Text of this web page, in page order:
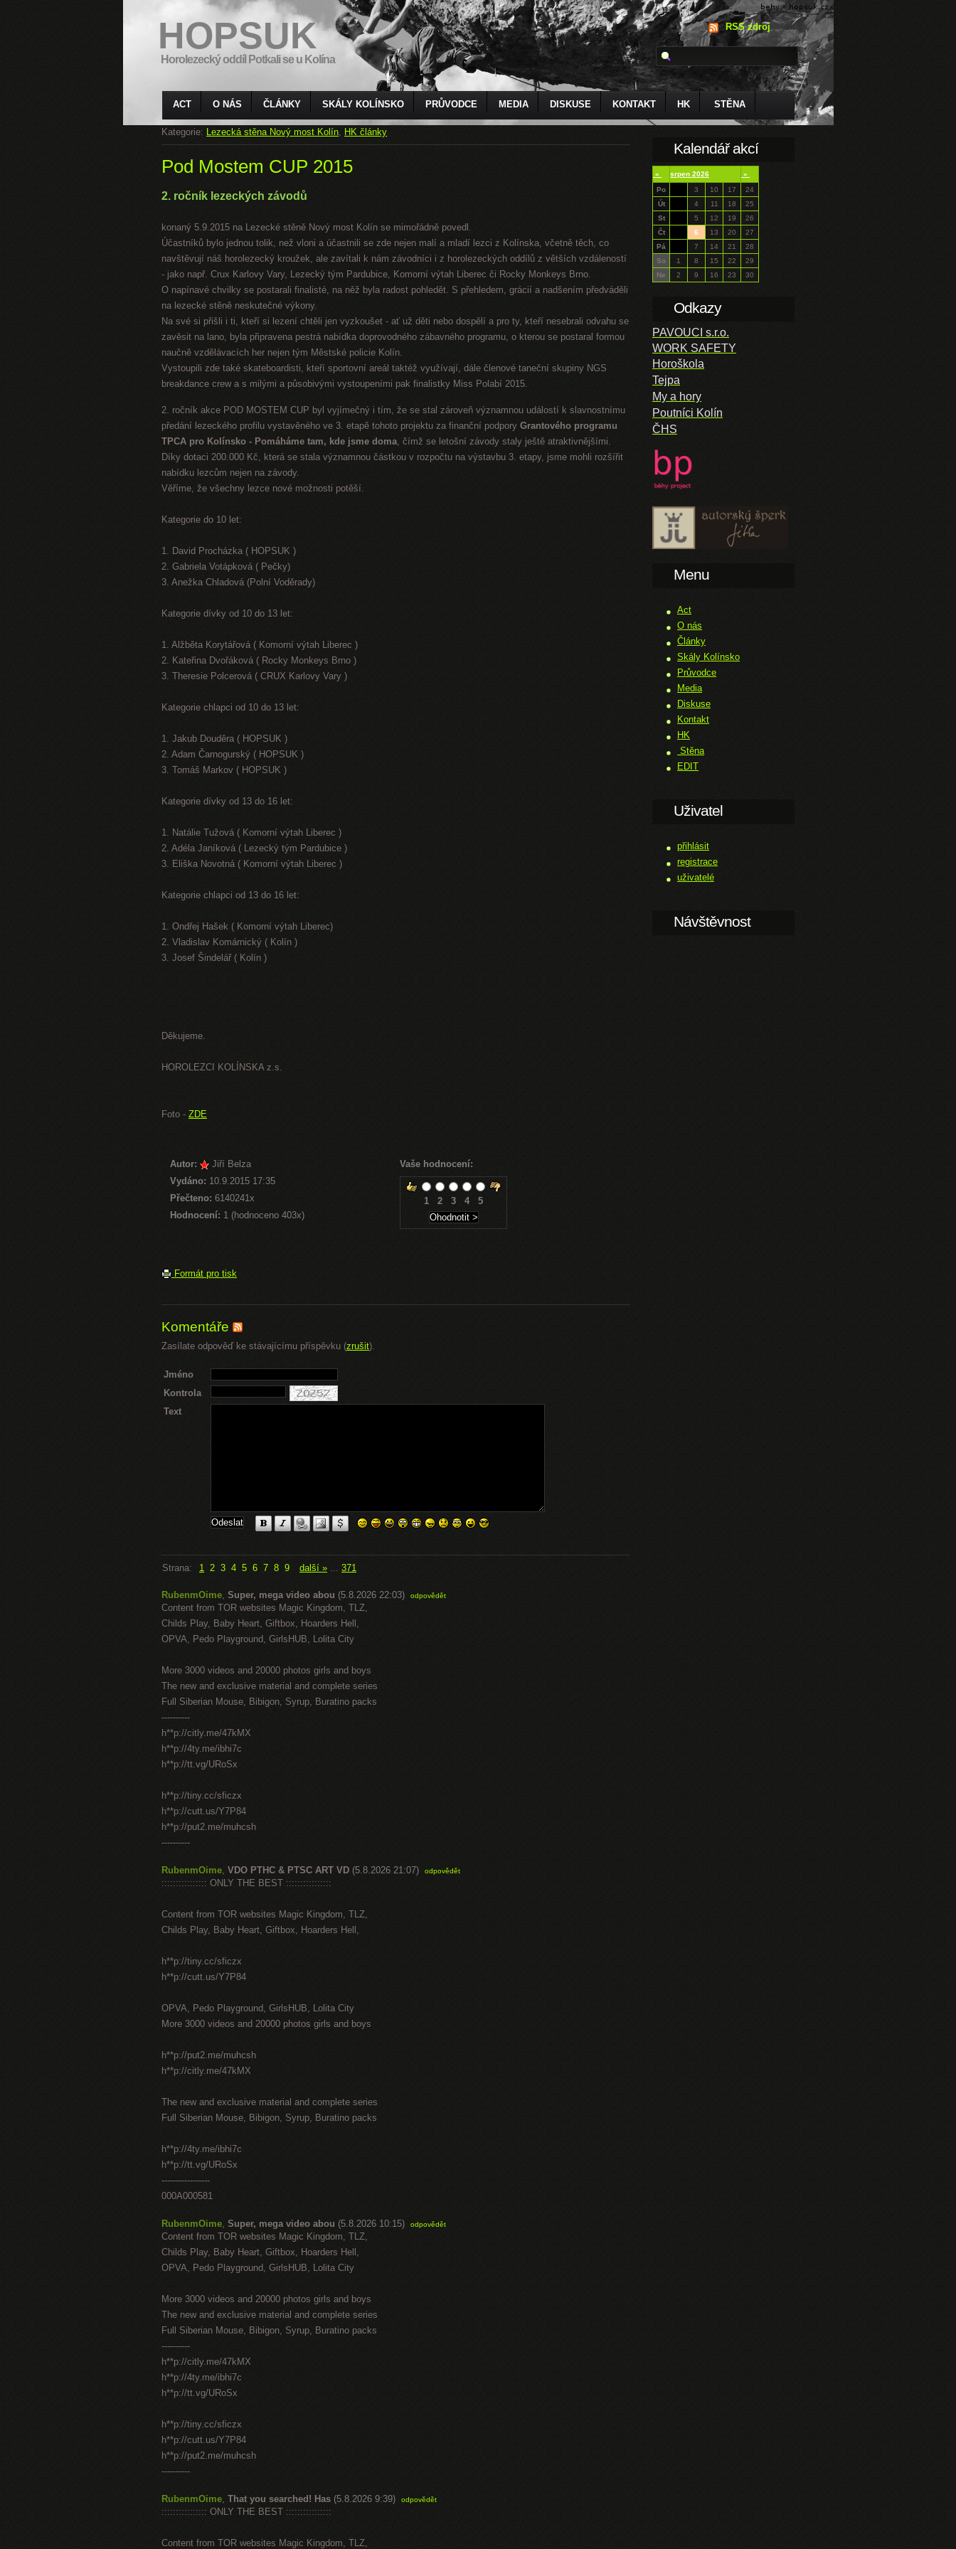
HOPSUK
Horolezecký oddíl Potkali se u Kolína
RSS zdroj
ACT O NÁS ČLÁNKY SKÁLY KOLÍNSKO PRŮVODCE MEDIA DISKUSE KONTAKT HK STĚNA
Kategorie: Lezecká stěna Nový most Kolín, HK články
Pod Mostem CUP 2015
2. ročník lezeckých závodů
konaný 5.9.2015 na Lezecké stěně Nový most Kolín se mimořádně povedl.
Účastníků bylo jednou tolik, než vloni a účastnili se zde nejen malí a mladí lezci z Kolínska, včetně těch, co
navštěvují náš horolezecký kroužek, ale zavítali k nám závodníci i z horolezeckých oddílů z větších vzdáleností
- jako např. Crux Karlovy Vary, Lezecký tým Pardubice, Komorní výtah Liberec či Rocky Monkeys Brno.
O napínavé chvilky se postarali finalisté, na něž byla radost pohledět. S přehledem, grácií a nadšením předváděli
na lezecké stěně neskutečné výkony.
Na své si přišli i ti, kteří si lezení chtěli jen vyzkoušet - ať už děti nebo dospělí a pro ty, kteří nesebrali odvahu se
zavěsit na lano, byla připravena pestrá nabídka doprovodného zábavného programu, o kterou se postaral formou
naučně vzdělávacích her nejen tým Městské policie Kolín.
Vystoupili zde také skateboardisti, kteří sportovní areál taktéž využívají, dále členové taneční skupiny NGS
breakdance crew a s milými a působivými vystoupeními pak finalistky Miss Polabí 2015.
2. ročník akce POD MOSTEM CUP byl vyjímečný i tím, že se stal zároveň významnou událostí k slavnostnímu
předání lezeckého profilu vystavěného ve 3. etapě tohoto projektu za finanční podpory Grantového programu
TPCA pro Kolínsko - Pomáháme tam, kde jsme doma, čímž se letošní závody staly ještě atraktivnějšími.
Díky dotaci 200.000 Kč, která se stala významnou částkou v rozpočtu na výstavbu 3. etapy, jsme mohli rozšířit
nabídku lezcům nejen na závody.
Věříme, že všechny lezce nové možnosti potěší.
Kategorie do 10 let:
1. David Procházka ( HOPSUK )
2. Gabriela Votápková ( Pečky)
3. Anežka Chladová (Polní Voděrady)
Kategorie dívky od 10 do 13 let:
1. Alžběta Korytářová ( Komorní výtah Liberec )
2. Kateřina Dvořáková ( Rocky Monkeys Brno )
3. Theresie Polcerová ( CRUX Karlovy Vary )
Kategorie chlapci od 10 do 13 let:
1. Jakub Douděra ( HOPSUK )
2. Adam Čarnogurský ( HOPSUK )
3. Tomáš Markov ( HOPSUK )
Kategorie dívky od 13 do 16 let:
1. Natálie Tužová ( Komorní výtah Liberec )
2. Adéla Janíková ( Lezecký tým Pardubice )
3. Eliška Novotná ( Komorní výtah Liberec )
Kategorie chlapci od 13 do 16 let:
1. Ondřej Hašek ( Komorní výtah Liberec)
2. Vladislav Komárnický ( Kolín )
3. Josef Šindelář ( Kolín )
Děkujeme.
HOROLEZCI KOLÍNSKA z.s.
Foto - ZDE
Autor:
Jiří Belza
Vydáno: 10.9.2015 17:35
Přečteno: 6140241x
Hodnocení: 1 (hodnoceno 403x)
Vaše hodnocení:
1 2 3 4 5
Formát pro tisk
Komentáře
Zasílate odpověď ke stávajícímu příspěvku (zrušit).
Jméno
Kontrola
Text
Strana: 1 2 3 4 5 6 7 8 9 další » ... 371
RubenmOime, Super, mega video abou (5.8.2026 22:03) odpovědět
Content from TOR websites Magic Kingdom, TLZ,
Childs Play, Baby Heart, Giftbox, Hoarders Hell,
OPVA, Pedo Playground, GirlsHUB, Lolita City
More 3000 videos and 20000 photos girls and boys
The new and exclusive material and complete series
Full Siberian Mouse, Bibigon, Syrup, Buratino packs
----------
h**p://citly.me/47kMX
h**p://4ty.me/ibhi7c
h**p://tt.vg/URoSx
h**p://tiny.cc/sficzx
h**p://cutt.us/Y7P84
h**p://put2.me/muhcsh
----------
RubenmOime, VDO PTHC & PTSC ART VD (5.8.2026 21:07) odpovědět
:::::::::::::::: ONLY THE BEST ::::::::::::::::
Content from TOR websites Magic Kingdom, TLZ,
Childs Play, Baby Heart, Giftbox, Hoarders Hell,
h**p://tiny.cc/sficzx
h**p://cutt.us/Y7P84
OPVA, Pedo Playground, GirlsHUB, Lolita City
More 3000 videos and 20000 photos girls and boys
h**p://put2.me/muhcsh
h**p://citly.me/47kMX
The new and exclusive material and complete series
Full Siberian Mouse, Bibigon, Syrup, Buratino packs
h**p://4ty.me/ibhi7c
h**p://tt.vg/URoSx
-----------------
000A000581
RubenmOime, Super, mega video abou (5.8.2026 10:15) odpovědět
Content from TOR websites Magic Kingdom, TLZ,
Childs Play, Baby Heart, Giftbox, Hoarders Hell,
OPVA, Pedo Playground, GirlsHUB, Lolita City
More 3000 videos and 20000 photos girls and boys
The new and exclusive material and complete series
Full Siberian Mouse, Bibigon, Syrup, Buratino packs
----------
h**p://citly.me/47kMX
h**p://4ty.me/ibhi7c
h**p://tt.vg/URoSx
h**p://tiny.cc/sficzx
h**p://cutt.us/Y7P84
h**p://put2.me/muhcsh
----------
RubenmOime, That you searched! Has (5.8.2026 9:39) odpovědět
:::::::::::::::: ONLY THE BEST ::::::::::::::::
Content from TOR websites Magic Kingdom, TLZ,
Kalendář akcí
« srpen 2026
»
Po
3 10 17
24
Út
4 11 18
25
St
5 12 19
26
Čt
6 13 20
27
Pá
7 14 21
28
So
1 8 15 22
29
Ne
2 9 16 23 30
Odkazy
PAVOUCI s.r.o.
WORK SAFETY
Horoškola
Tejpa
My a hory
Poutníci Kolín
ČHS
Menu
Act
O nás
Články
Skály Kolínsko
Průvodce
Media
Diskuse
Kontakt
HK
Stěna
EDIT
Uživatel
přihlásit
registrace
uživatelé
Návštěvnost